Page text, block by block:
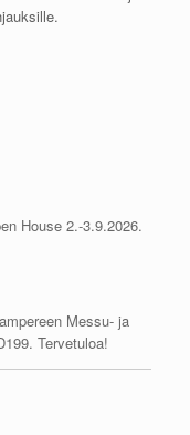
House 2.-3.9.2026.
Messu- ja
Tervetuloa!